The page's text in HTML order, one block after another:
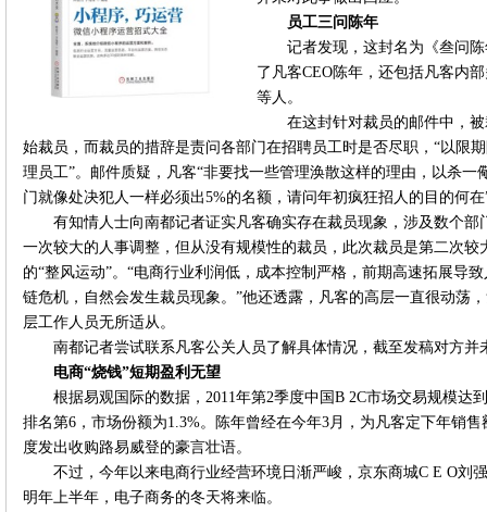
员工三问陈年
记者发现，这封名为《叁问
了凡客CEO陈年，还包括凡客内
等人。
在这封针对裁员的邮件中，
始裁员，而裁员的措辞是责问各部门在招聘员工时是否尽职，“以限
理员工”。邮件质疑，凡客“非要找一些管理涣散这样的理由，以杀一
门就像处决犯人一样必须出5%的名额，请问年初疯狂招人的目的何在
有知情人士向南都记者证实凡客确实存在裁员现象，涉及数个部
一次较大的人事调整，但从没有规模性的裁员，此次裁员是第二次
的“整风运动”。“电商行业利润低，成本控制严格，前期高速拓展导
链危机，自然会发生裁员现象。”他还透露，凡客的高层一直很动荡
层工作人员无所适从。
南都记者尝试联系凡客公关人员了解具体情况，截至发稿对方并
电商“烧钱”短期盈利无望
根据易观国际的数据，2011年第2季度中国B 2C市场交易规模达
排名第6，市场份额为1.3%。陈年曾经在今年3月，为凡客定下年销
度发出收购路易威登的豪言壮语。
不过，今年以来电商行业经营环境日渐严峻，京东商城C E O刘
明年上半年，电子商务的冬天将来临。